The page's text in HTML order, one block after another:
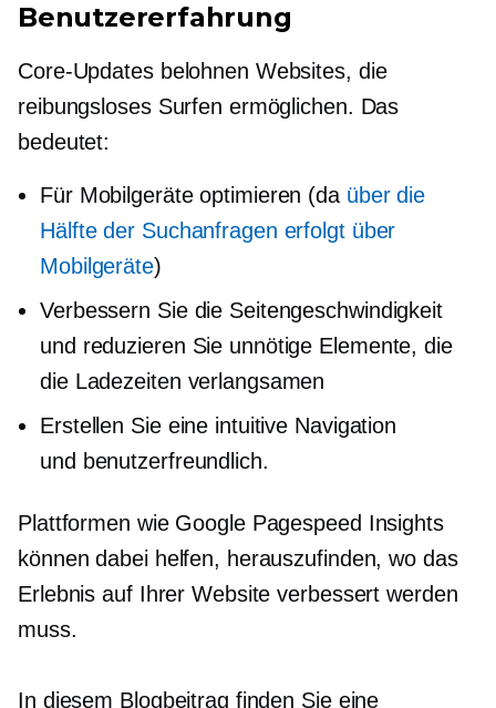
Benutzererfahrung
Core-Updates belohnen Websites, die
reibungsloses Surfen ermöglichen. Das
bedeutet:
Für Mobilgeräte optimieren (da über die
Hälfte der Suchanfragen erfolgt über
Mobilgeräte)
Verbessern Sie die Seitengeschwindigkeit
und reduzieren Sie unnötige Elemente, die
die Ladezeiten verlangsamen
Erstellen Sie eine intuitive Navigation
und benutzerfreundlich.
Plattformen wie Google Pagespeed Insights
können dabei helfen, herauszufinden, wo das
Erlebnis auf Ihrer Website verbessert werden
muss.
In diesem Blogbeitrag finden Sie eine